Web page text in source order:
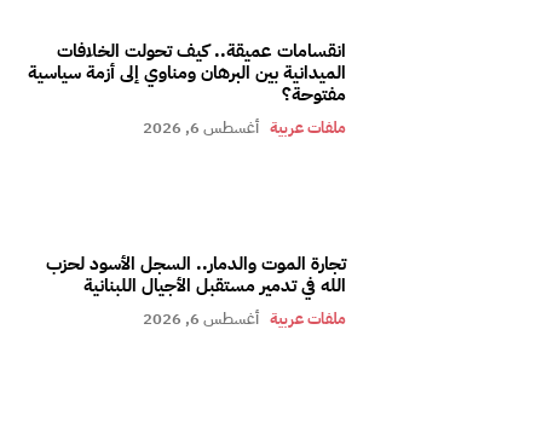
انقسامات عميقة.. كيف تحولت الخلافات
الميدانية بين البرهان ومناوي إلى أزمة سياسية
مفتوحة؟
ملفات عربية أغسطس 6, 2026
تجارة الموت والدمار.. السجل الأسود لحزب
الله في تدمير مستقبل الأجيال اللبنانية
ملفات عربية أغسطس 6, 2026